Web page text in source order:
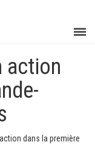
action
dans la première